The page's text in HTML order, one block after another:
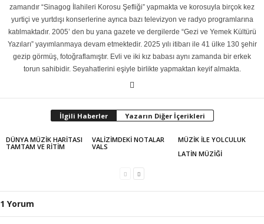
zamandır “Sinagog İlahileri Korosu Şefliği” yapmakta ve korosuyla birçok kez
yurtiçi ve yurtdışı konserlerine ayrıca bazı televizyon ve radyo programlarına
katılmaktadır. 2005’ den bu yana gazete ve dergilerde “Gezi ve Yemek Kültürü
Yazıları” yayımlanmaya devam etmektedir. 2025 yılı itibarı ile 41 ülke 130 şehir
gezip görmüş, fotoğraflamıştır. Evli ve iki kız babası aynı zamanda bir erkek
torun sahibidir. Seyahatlerini eşiyle birlikte yapmaktan keyif almakta.
İlgili Haberler Yazarın Diğer İçerikleri
DÜNYA MÜZİK HARİTASI
TAMTAM VE RİTİM
VALİZİMDEKİ NOTALAR
VALS
MÜZİK İLE YOLCULUK
LATİN MÜZİĞİ
1 Yorum